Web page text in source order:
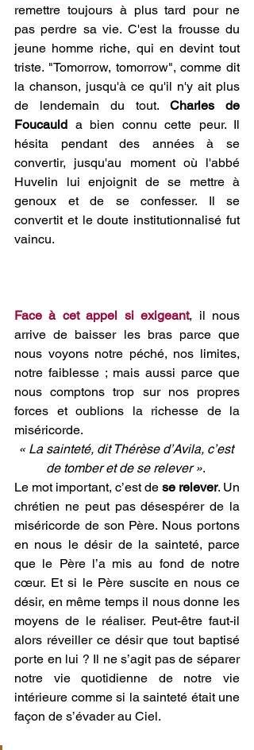
remettre toujours à plus tard pour ne
pas perdre sa vie. C'est la frousse du
jeune homme riche, qui en devint tout
triste. "Tomorrow, tomorrow", comme dit
la chanson, jusqu'à ce qu'il n'y ait plus
de lendemain du tout. Charles de
Foucauld a bien connu cette peur. Il
hésita pendant des années à se
convertir, jusqu'au moment où l'abbé
Huvelin lui enjoignit de se mettre à
genoux et de se confesser. Il se
convertit et le doute institutionnalisé fut
vaincu.
Face à cet appel si exigeant, il nous
arrive de baisser les bras parce que
nous voyons notre péché, nos limites,
notre faiblesse ; mais aussi parce que
nous comptons trop sur nos propres
forces et oublions la richesse de la
miséricorde.
« La sainteté, dit Thérèse d’Avila, c’est
de tomber et de se relever ».
Le mot important, c’est de se relever. Un
chrétien ne peut pas désespérer de la
miséricorde de son Père. Nous portons
en nous le désir de la sainteté, parce
que le Père l’a mis au fond de notre
cœur. Et si le Père suscite en nous ce
désir, en même temps il nous donne les
moyens de le réaliser. Peut-être faut-il
alors réveiller ce désir que tout baptisé
porte en lui ? Il ne s’agit pas de séparer
notre vie quotidienne de notre vie
intérieure comme si la sainteté était une
façon de s’évader au Ciel.